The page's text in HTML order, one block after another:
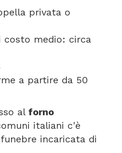
privata o
costo medio: circa
a partire da 50
al forno
italiani c'è
incaricata di